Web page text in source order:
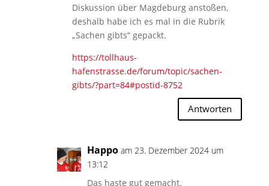
Diskussion über Magdeburg anstoßen,
deshalb habe ich es mal in die Rubrik
„Sachen gibts“ gepackt.
https://tollhaus-
hafenstrasse.de/forum/topic/sachen-
gibts/?part=84#postid-8752
Antworten
Happo am 23. Dezember 2024 um
13:12
Das haste gut gemacht.